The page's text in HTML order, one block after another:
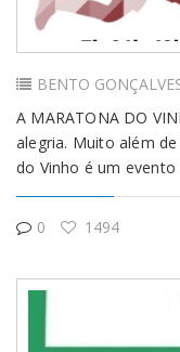
BENTO
A MARATONA DO
alegria. Muito além
do Vinho é um
0 1494